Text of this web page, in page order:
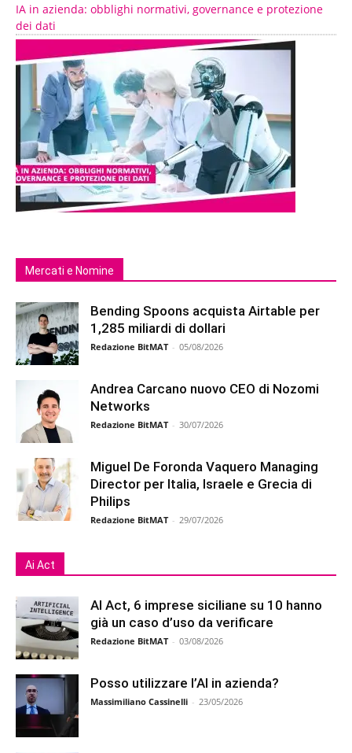
IA in azienda: obblighi normativi, governance e protezione
dei dati
Mercati e Nomine
Bending Spoons acquista Airtable per
1,285 miliardi di dollari
Redazione BitMAT - 05/08/2026
Andrea Carcano nuovo CEO di Nozomi
Networks
Redazione BitMAT - 30/07/2026
Miguel De Foronda Vaquero Managing
Director per Italia, Israele e Grecia di
Philips
Redazione BitMAT - 29/07/2026
Ai Act
AI Act, 6 imprese siciliane su 10 hanno
già un caso d’uso da verificare
Redazione BitMAT - 03/08/2026
Posso utilizzare l’AI in azienda?
Massimiliano Cassinelli - 23/05/2026